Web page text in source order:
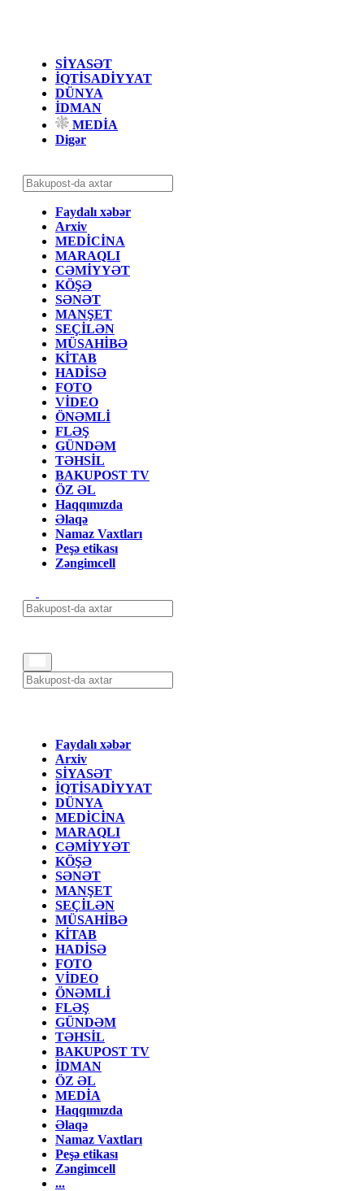
SİYASƏT
İQTİSADİYYAT
DÜNYA
İDMAN
MEDİA
Digər
Faydalı xəbər
Arxiv
MEDİCİNA
MARAQLI
CƏMİYYƏT
KÖŞƏ
SƏNƏT
MANŞET
SEÇİLƏN
MÜSAHİBƏ
KİTAB
HADİSƏ
FOTO
VİDEO
ÖNƏMLİ
FLƏŞ
GÜNDƏM
TƏHSİL
BAKUPOST TV
ÖZ ƏL
Haqqımızda
Əlaqə
Namaz Vaxtları
Peşə etikası
Zəngimcell
Faydalı xəbər
Arxiv
SİYASƏT
İQTİSADİYYAT
DÜNYA
MEDİCİNA
MARAQLI
CƏMİYYƏT
KÖŞƏ
SƏNƏT
MANŞET
SEÇİLƏN
MÜSAHİBƏ
KİTAB
HADİSƏ
FOTO
VİDEO
ÖNƏMLİ
FLƏŞ
GÜNDƏM
TƏHSİL
BAKUPOST TV
İDMAN
ÖZ ƏL
MEDİA
Haqqımızda
Əlaqə
Namaz Vaxtları
Peşə etikası
Zəngimcell
...